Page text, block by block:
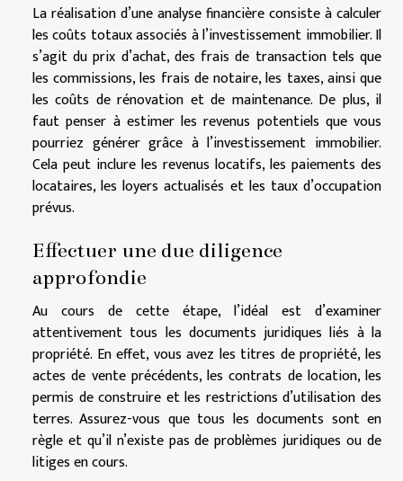
La réalisation d’une analyse financière consiste à calculer
les coûts totaux associés à l’investissement immobilier. Il
s’agit du prix d’achat, des frais de transaction tels que
les commissions, les frais de notaire, les taxes, ainsi que
les coûts de rénovation et de maintenance. De plus, il
faut penser à estimer les revenus potentiels que vous
pourriez générer grâce à l’investissement immobilier.
Cela peut inclure les revenus locatifs, les paiements des
locataires, les loyers actualisés et les taux d’occupation
prévus.
Effectuer une due diligence
approfondie
Au cours de cette étape, l’idéal est d’examiner
attentivement tous les documents juridiques liés à la
propriété. En effet, vous avez les titres de propriété, les
actes de vente précédents, les contrats de location, les
permis de construire et les restrictions d’utilisation des
terres. Assurez-vous que tous les documents sont en
règle et qu’il n’existe pas de problèmes juridiques ou de
litiges en cours.